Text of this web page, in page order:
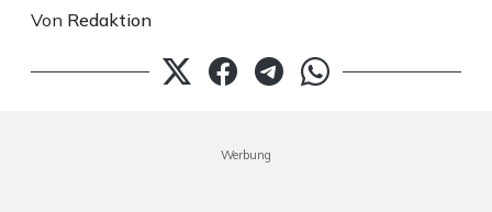
Von Redaktion
Werbung